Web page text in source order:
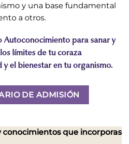
y una base fundamental
a otros.
para sanar y
límites de tu coraza
y el bienestar en tu organismo.
DE ADMISIÓN
conocimientos que incorporas